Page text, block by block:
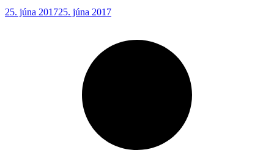
25. júna 201725. júna 2017